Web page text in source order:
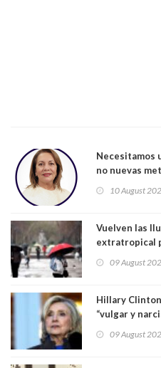
Necesitamos
no nuevas
10 August
Vuelven las
extratropical
09 August
Hillary
“vulgar y
casa. Y la
09 August